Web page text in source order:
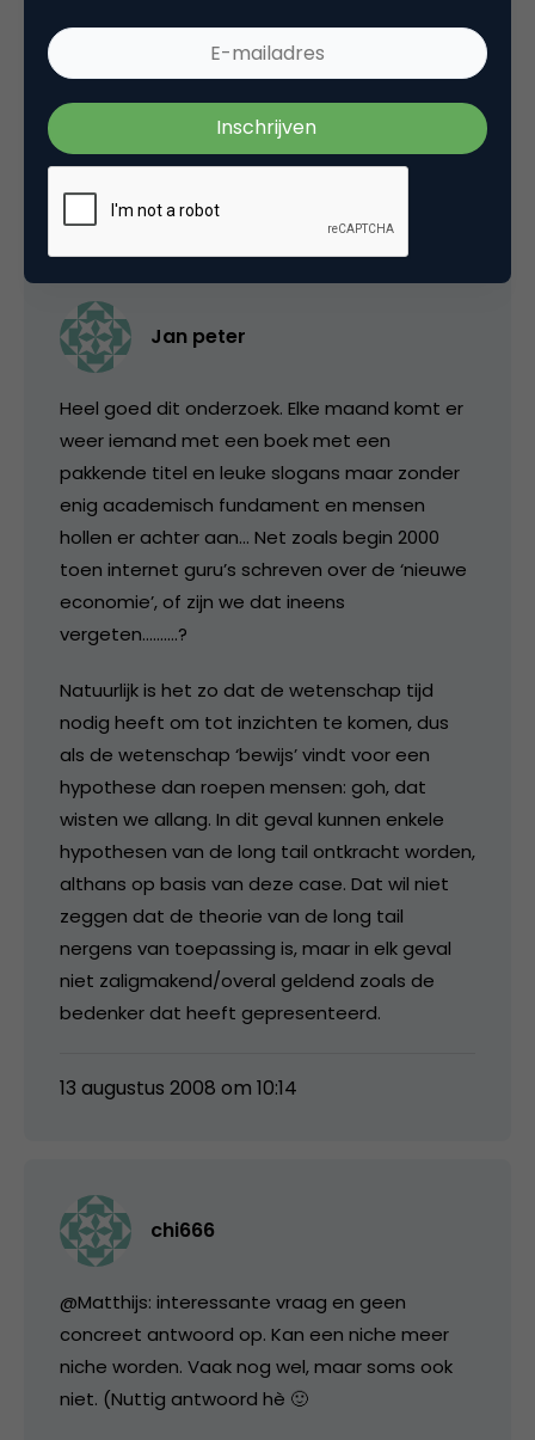
om ALLES te verkopen? Wordt een
nicheproduct in de toekomst mogelijk een
écht nicheproduct als het niet via een grote
retailer verkocht kan worden?
13 augustus 2008 om 10:03
Jan peter
Heel goed dit onderzoek. Elke maand komt er
weer iemand met een boek met een
pakkende titel en leuke slogans maar zonder
enig academisch fundament en mensen
hollen er achter aan… Net zoals begin 2000
toen internet guru’s schreven over de ‘nieuwe
economie’, of zijn we dat ineens
vergeten……….?
Natuurlijk is het zo dat de wetenschap tijd
nodig heeft om tot inzichten te komen, dus
als de wetenschap ‘bewijs’ vindt voor een
hypothese dan roepen mensen: goh, dat
wisten we allang. In dit geval kunnen enkele
hypothesen van de long tail ontkracht worden,
althans op basis van deze case. Dat wil niet
zeggen dat de theorie van de long tail
nergens van toepassing is, maar in elk geval
niet zaligmakend/overal geldend zoals de
bedenker dat heeft gepresenteerd.
13 augustus 2008 om 10:14
chi666
@Matthijs: interessante vraag en geen
concreet antwoord op. Kan een niche meer
niche worden. Vaak nog wel, maar soms ook
niet. (Nuttig antwoord hè 🙂